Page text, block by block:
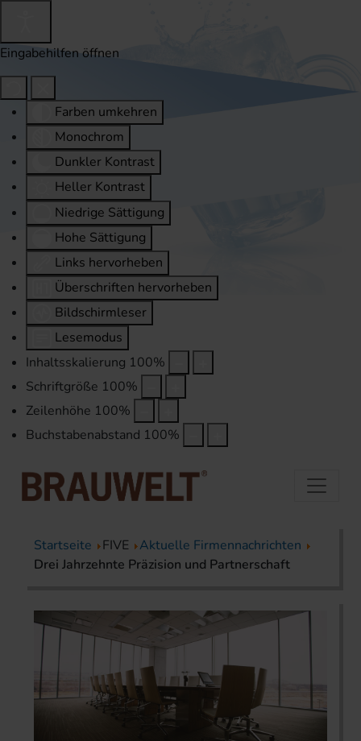
Eingabehilfen öffnen
Farben umkehren
Monochrom
Dunkler Kontrast
Heller Kontrast
Niedrige Sättigung
Hohe Sättigung
Links hervorheben
Überschriften hervorheben
Bildschirmleser
Lesemodus
Inhaltsskalierung 100%
Schriftgröße 100%
Zeilenhöhe 100%
Buchstabenabstand 100%
Startseite FIVE
Aktuelle Firmennachrichten
Drei Jahrzehnte Präzision und Partnerschaft